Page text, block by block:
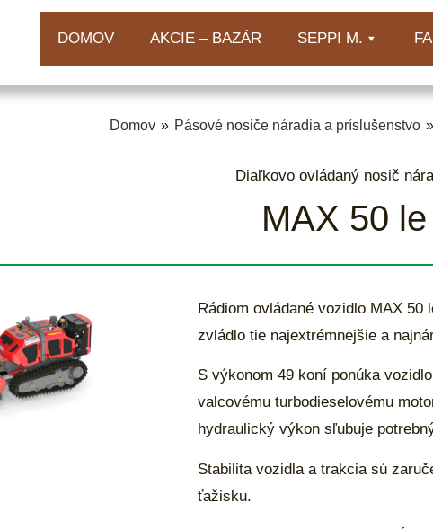
DOMOV AKCIE – BAZÁR SEPPI M.
Domov » Pásové nosiče náradia a príslušenstvo »
Diaľkovo ovládaný nosič
MAX 50 le
Rádiom ovládané vozidlo MAX
zvládlo tie najextrémnejšie a
S výkonom 49 koní ponúka
valcovému turbodieselovému
hydraulický výkon sľubuje
Stabilita vozidla a trakcia sú
ťažisku.